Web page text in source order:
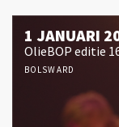
1 JANUARI
OlieBOP editie
BOLSWARD